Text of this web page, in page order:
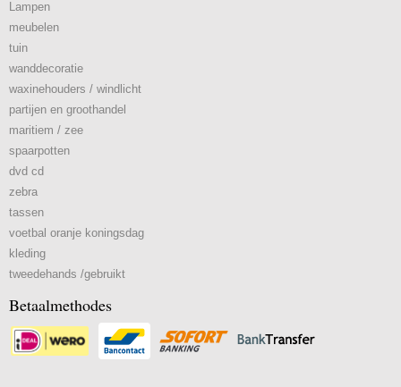
Lampen
meubelen
tuin
wanddecoratie
waxinehouders / windlicht
partijen en groothandel
maritiem / zee
spaarpotten
dvd cd
zebra
tassen
voetbal oranje koningsdag
kleding
tweedehands /gebruikt
Betaalmethodes